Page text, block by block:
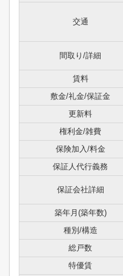
交通
間取り/詳細
賃料
敷金/礼金/保証金
更新料
権利金/雑費
保険加入/料金
保証人代行義務
保証会社詳細
築年月(築年数)
種別/構造
総戸数
特優賃